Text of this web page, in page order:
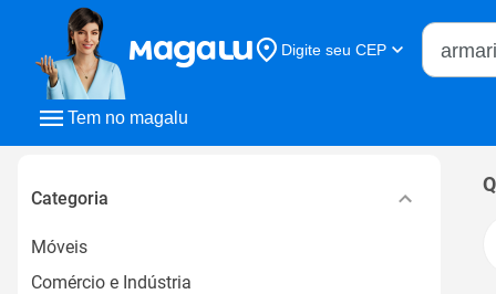
Tem no magalu
Digite seu CEP
Buscar
Categoria
Móveis
Comércio e Indústria